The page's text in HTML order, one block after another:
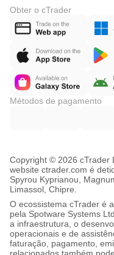
Obter o cTrader
Métodos de pagamento
Copyright © 2026 cTrader
website ctrader.com é
Spyrou Kyprianou,
Limassol, Chipre.
O ecossistema cTrader é
pela Spotware Systems
a infraestrutura, o
operacionais e de
faturação, pagamento,